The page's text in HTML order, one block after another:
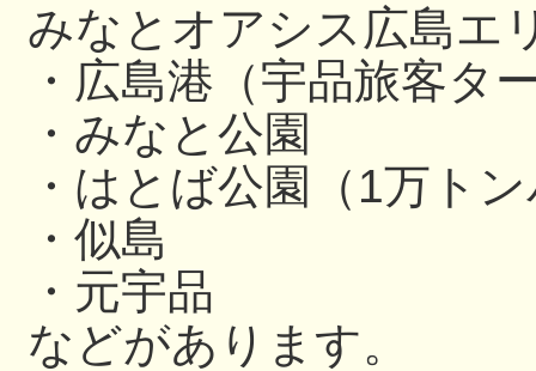
みなとオアシス広島エ
・広島港（宇品旅客タ
・みなと公園
・はとば公園（1万ト
・似島
・元宇品
などがあります。